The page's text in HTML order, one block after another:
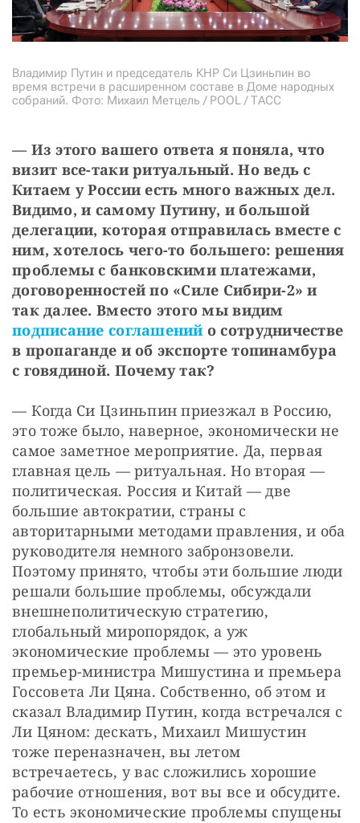
Владимир Путин и председатель КНР Си Цзиньпин во
время встречи в расширенном составе в Доме народных
собраний. Фото: Михаил Метцель / POOL / ТАСС
— Из этого вашего ответа я поняла, что
визит все-таки ритуальный. Но ведь с
Китаем у России есть много важных дел.
Видимо, и самому Путину, и большой
делегации, которая отправилась вместе с
ним, хотелось чего-то большего: решения
проблемы с банковскими платежами,
договоренностей по «Силе Сибири-2» и
подписание соглашений о сотрудничестве
в пропаганде и об экспорте топинамбура
с говядиной. Почему так?
— Когда Си Цзиньпин приезжал в Россию,
это тоже было, наверное, экономически не
самое заметное мероприятие. Да, первая
главная цель — ритуальная. Но вторая —
политическая. Россия и Китай — две
большие автократии, страны с
авторитарными методами правления, и оба
руководителя немного забронзовели.
Поэтому принято, чтобы эти большие люди
решали большие проблемы, обсуждали
внешнеполитическую стратегию,
глобальный миропорядок, а уж
экономические проблемы — это уровень
премьер-министра Мишустина и премьера
Госсовета Ли Цяна. Собственно, об этом и
сказал Владимир Путин, когда встречался с
Ли Цяном: дескать, Михаил Мишустин
тоже переназначен, вы летом
встречаетесь, у вас сложились хорошие
рабочие отношения, вот вы все и обсудите.
То есть экономические проблемы спущены